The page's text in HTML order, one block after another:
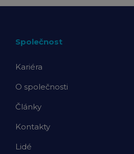
Společnost
Kariéra
O společnosti
Články
Kontakty
Lidé